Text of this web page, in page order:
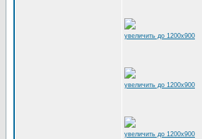
увеличить до 1200x900
увеличить до 1200x900
увеличить до 1200x900